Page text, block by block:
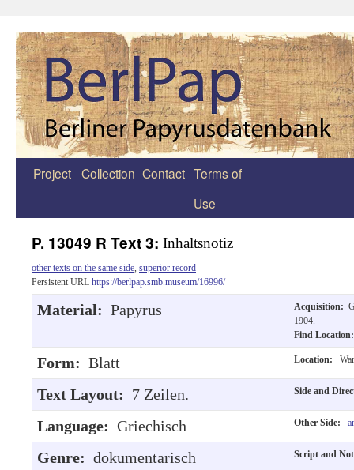
Zum
Project Collection Contact Terms of
Use
P. 13049 R Text 3: Inhaltsnotiz
other texts on the same side superior record
Persistent URL https://berlpap.smb.museum/16996/
Material: Papyrus Acquisition:
1904.
Find
Form: Blatt Location:
Text Layout: 7 Zeilen. Side and
Language: Griechisch Other Side:
Genre: dokumentarisch Script and